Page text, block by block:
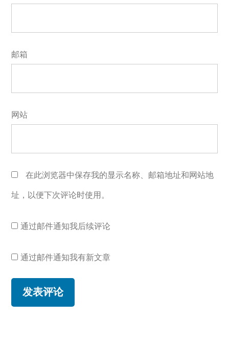
邮箱
网站
在此浏览器中保存我的显示名称、邮箱地址和网站地
址，以便下次评论时使用。
通过邮件通知我后续评论
通过邮件通知我有新文章